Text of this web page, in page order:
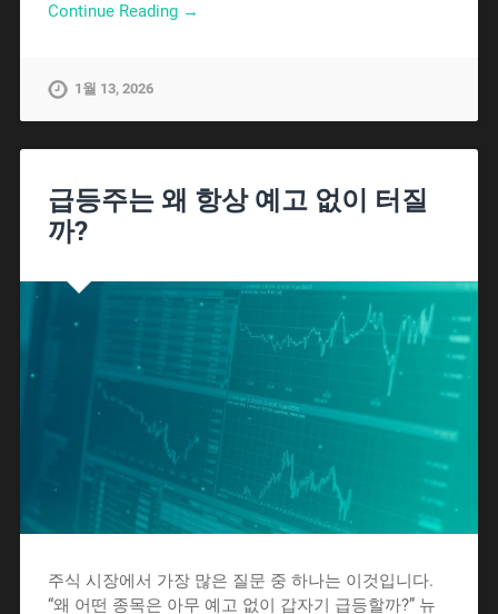
Continue Reading →
1월 13, 2026
급등주는 왜 항상 예고 없이 터질
까?
주식 시장에서 가장 많은 질문 중 하나는 이것입니다.
“왜 어떤 종목은 아무 예고 없이 갑자기 급등할까?” 뉴